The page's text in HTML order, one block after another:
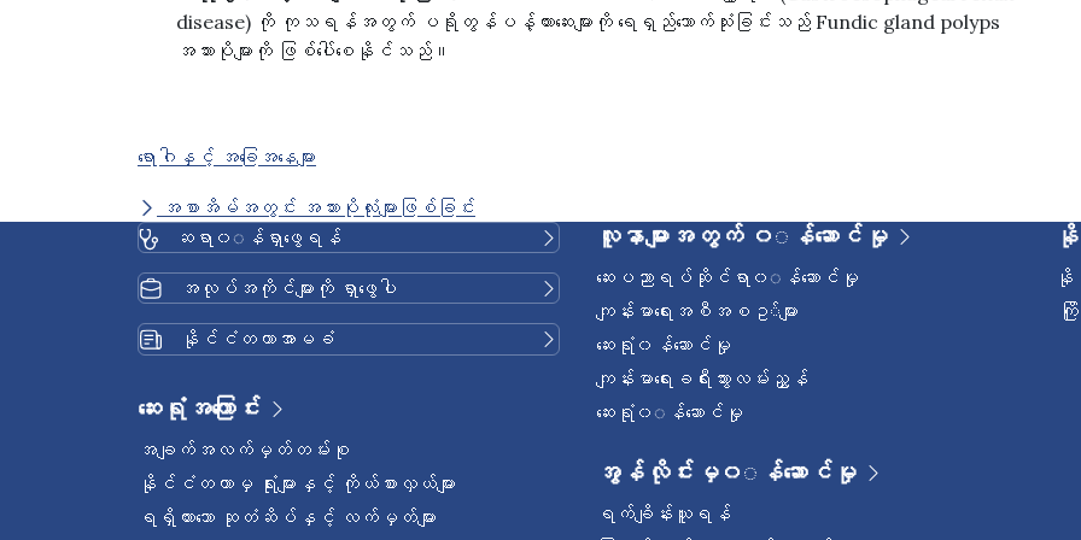
disease) ကို ကုသရန်အတွက် ပရိုတွန်ပန့်တားဆေးများကို ရေရှည်သောက်သုံးခြင်းသည် Fundic gland polyps
အသားပိုများကို ဖြစ်ပေါ်စေနိုင်သည်။
ရောဂါနှင့် အခြေအနေများ
အစာအိမ်အတွင်း အသားပိုလုံးများဖြစ်ခြင်း
ဆရာ၀◌န်ရှာဖွေရန်
အလုပ်အကိုင်များကို ရှာဖွေပါ
နိုင်ငံတကာအာမခံ
ဆေးရုံအကြောင်း
အချက်အလက်မှတ်တမ်းစု
နိုင်ငံတကာမှ ရုံးများနှင့် ကိုယ်စားလှယ်များ
ရရှိထားသော ဆုတံဆိပ်နှင့် လက်မှတ်များ
လူနာများအတွက် ၀◌န်ဆောင်မှု
ဆေးပညာရပ်ဆိုင်ရာ၀◌န်ဆောင်မှု
ကျန်းမာရေးအစီအစဥ◌်များ
ဆေးရုံ၀န်ဆောင်မှု
ကျန်းမာရေးခရီးသွားလမ်းညွှန်
ဆေးရုံ၀◌န်ဆောင်မှု
အွန်လိုင်းမှ၀◌န်ဆောင်မှု
ရက်ချိန်းယူရန်
နို